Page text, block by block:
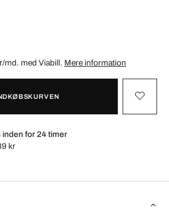
md. med Viabill. Mere information
inden for 24 timer
kr